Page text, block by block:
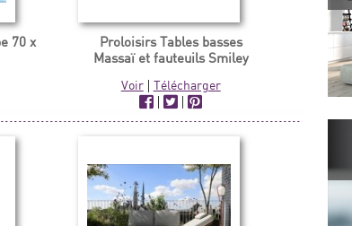
70 x
Proloisirs Tables basses
Massaï et fauteuils Smiley
Voir| Télécharger
|
|